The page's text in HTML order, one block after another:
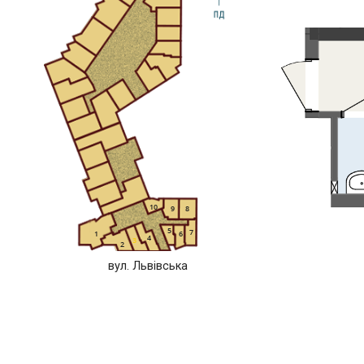
1
2
3 4
5 6 7
8
9
10
вул. Львівська